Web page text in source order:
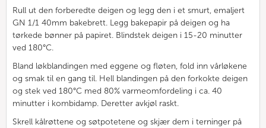
Rull ut den forberedte deigen og legg den i et smurt, emaljert
GN 1/1 40mm bakebrett. Legg bakepapir på deigen og ha
tørkede bønner på papiret. Blindstek deigen i 15-20 minutter
ved 180°C.
Bland løkblandingen med eggene og fløten, fold inn vårløkene
og smak til en gang til. Hell blandingen på den forkokte deigen
og stek ved 180°C med 80% varmeomfordeling i ca. 40
minutter i kombidamp. Deretter avkjøl raskt.
Skrell kålrøttene og søtpotetene og skjær dem i terninger på